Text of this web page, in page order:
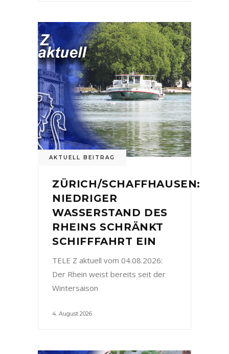
AKTUELL BEITRAG
ZÜRICH/SCHAFFHAUSEN:
NIEDRIGER
WASSERSTAND DES
RHEINS SCHRÄNKT
SCHIFFFAHRT EIN
TELE Z aktuell vom 04.08.2026:
Der Rhein weist bereits seit der
Wintersaison
4. August 2026